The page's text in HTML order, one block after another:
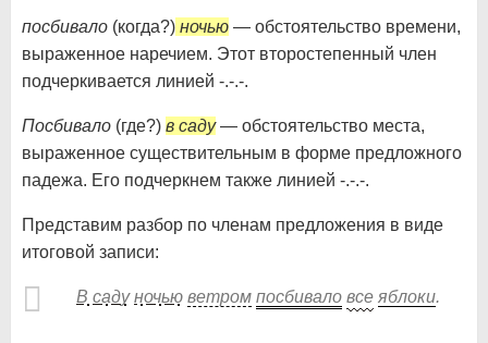
посбивало (когда?) ночью — обстоятельство времени,
выраженное наречием. Этот второстепенный член
подчеркивается линией -.-.-.
Посбивало (где?) в саду— обстоятельство места,
выраженное существительным в форме предложного
падежа. Его подчеркнем также линией -.-.-.
Представим разбор по членам предложения в виде
итоговой записи:
В саду ночью ветром посбивало все яблоки.